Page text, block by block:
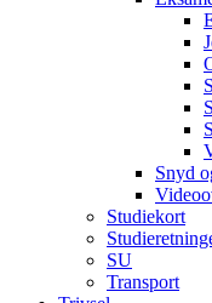
Snyd
Studiekort
SU
Transport